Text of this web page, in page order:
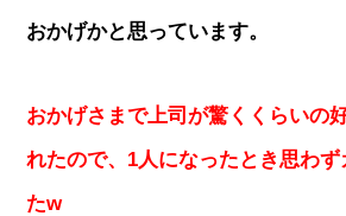
おかげかと思っています。
おかげさまで上司が驚くくらいの
れたので、1人になったとき思わ
たw